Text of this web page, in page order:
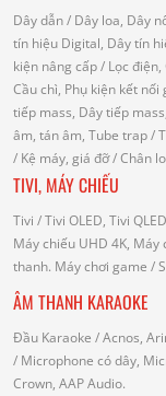
Dây dẫn/ Dây loa, Dây
tín hiệu Digital, Dây tín
kiện nâng cấp/ Lọc điện,
Cầu chì, Phụ kiện kết
tiếp mass, Dây tiếp
âm, tán âm, Tube trap/
/ Kệ máy, giá đỡ/ Chân
TIVI, MÁY CHIẾU
Tivi / Tivi OLED, Tivi
Máy chiếu UHD 4K, Máy
thanh. Máy chơi game /
ÂM THANH KARAOKE
Đầu Karaoke / Acnos,
/ Microphone có dây,
Crown, AAP Audio.